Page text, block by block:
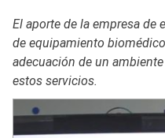
El aporte de la empresa de
de equipamiento
adecuación de un
estos servicios.